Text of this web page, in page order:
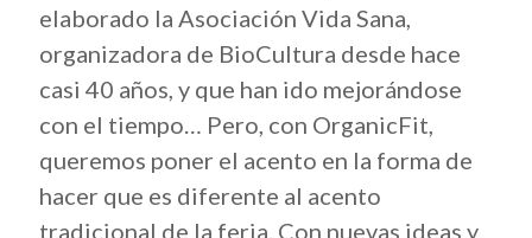
elaborado la Asociación Vida Sana,
organizadora de BioCultura desde hace
casi 40 años, y que han ido mejorándose
con el tiempo… Pero, con OrganicFit,
queremos poner el acento en la forma de
hacer que es diferente al acento
tradicional de la feria. Con nuevas ideas y